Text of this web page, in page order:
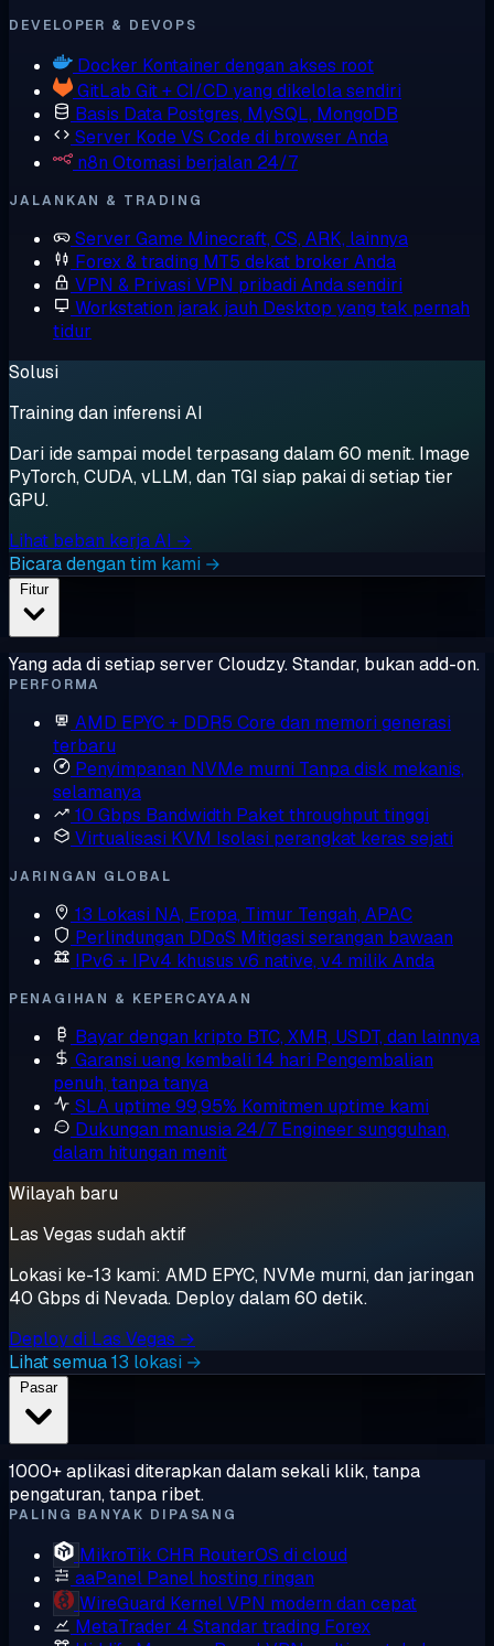
DEVELOPER & DEVOPS
Docker Kontainer dengan akses root
GitLab Git + CI/CD yang dikelola sendiri
Basis Data Postgres, MySQL, MongoDB
Server KodeVS Code di browser Anda
n8n Otomasi berjalan 24/7
JALANKAN & TRADING
Server Game Minecraft, CS, ARK, lainnya
Forex & trading MT5 dekat broker Anda
VPN & Privasi VPN pribadi Anda sendiri
Workstation jarak jauh Desktop yang tak pernah
tidur
Solusi
Training dan inferensi AI
Dari ide sampai model terpasang dalam 60 menit. Image
PyTorch, CUDA, vLLM, dan TGI siap pakai di setiap tier
GPU.
Lihat beban kerja AI →
Bicara dengan tim kami →
Fitur
Yang ada di setiap server Cloudzy. Standar, bukan add-on.
PERFORMA
AMD EPYC + DDR5 Core dan memori generasi
terbaru
Penyimpanan NVMe murni Tanpa disk mekanis,
selamanya
10 Gbps Bandwidth Paket throughput tinggi
Virtualisasi KVM Isolasi perangkat keras sejati
JARINGAN GLOBAL
13 Lokasi NA, Eropa, Timur Tengah, APAC
Perlindungan DDoS Mitigasi serangan bawaan
IPv6 + IPv4 khusus v6 native, v4 milik Anda
PENAGIHAN & KEPERCAYAAN
Bayar dengan kripto BTC, XMR, USDT, dan lainnya
Garansi uang kembali 14 hari Pengembalian
penuh, tanpa tanya
SLA uptime 99,95% Komitmen uptime kami
Dukungan manusia 24/7 Engineer sungguhan,
dalam hitungan menit
Wilayah baru
Las Vegas sudah aktif
Lokasi ke-13 kami: AMD EPYC, NVMe murni, dan jaringan
40 Gbps di Nevada. Deploy dalam 60 detik.
Deploy di Las Vegas →
Lihat semua 13 lokasi →
Pasar
1000+ aplikasi diterapkan dalam sekali klik, tanpa
pengaturan, tanpa ribet.
PALING BANYAK DIPASANG
MikroTik CHR RouterOS di cloud
aaPanel Panel hosting ringan
WireGuard Kernel VPN modern dan cepat
MetaTrader 4 Standar trading Forex